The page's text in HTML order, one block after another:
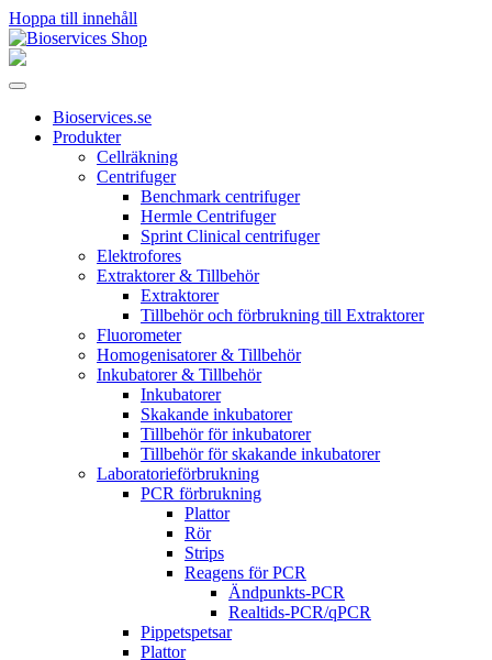
Hoppa till innehåll
Huvudnavigering
Bioservices.se
Produkter
Cellräkning
Centrifuger
Benchmark centrifuger
Hermle Centrifuger
Sprint Clinical centrifuger
Elektrofores
Extraktorer & Tillbehör
Extraktorer
Tillbehör och förbrukning till Extraktorer
Fluorometer
Homogenisatorer & Tillbehör
Inkubatorer & Tillbehör
Inkubatorer
Skakande inkubatorer
Tillbehör för inkubatorer
Tillbehör för skakande inkubatorer
Laboratorieförbrukning
PCR förbrukning
Plattor
Rör
Strips
Reagens för PCR
Ändpunkts-PCR
Realtids-PCR/qPCR
Pippetspetsar
Plattor